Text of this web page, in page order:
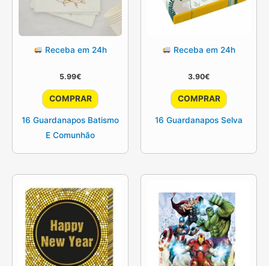
Receba em 24h
5.99€
COMPRAR
16 Guardanapos Batismo
E Comunhão
Receba em 24h
3.90€
COMPRAR
16 Guardanapos Selva